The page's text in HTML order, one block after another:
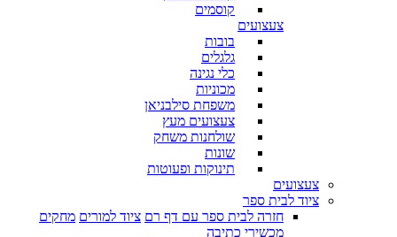
קוסמים
צעצועים
בובות
גלגלים
כלי נגינה
מכוניות
משפחת סילבניאן
צעצועים מעץ
שולחנות משחק
שונות
תינוקות ופעוטות
צעצועים
ציוד לבית ספר
חזרה לבית ספר עם דף רם ציוד למורים מחקים
מכשירי כתיבה